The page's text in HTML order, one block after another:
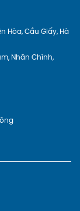
Hòa, Cầu Giấy, Hà
Nhân Chính,